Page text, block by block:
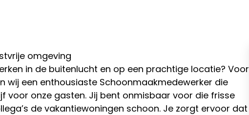
omgeving
in de buitenlucht en op een prachtige locatie? Voor
wij een enthousiaste Schoonmaakmedewerker die
voor onze gasten. Jij bent onmisbaar voor die frisse
de vakantiewoningen schoon. Je zorgt ervoor dat